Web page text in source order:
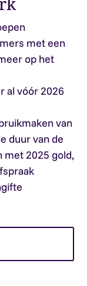
met een
op het
al vóór 2026
van
duur van de
met 2025 gold,